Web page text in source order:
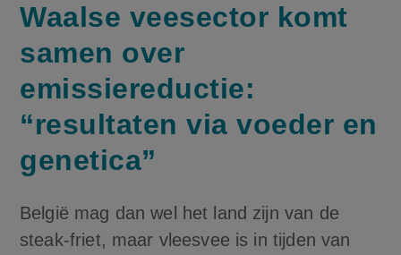
Waalse veesector komt
samen over
emissiereductie:
“resultaten via voeder en
genetica”
België mag dan wel het land zijn van de
steak-friet, maar vleesvee is in tijden van